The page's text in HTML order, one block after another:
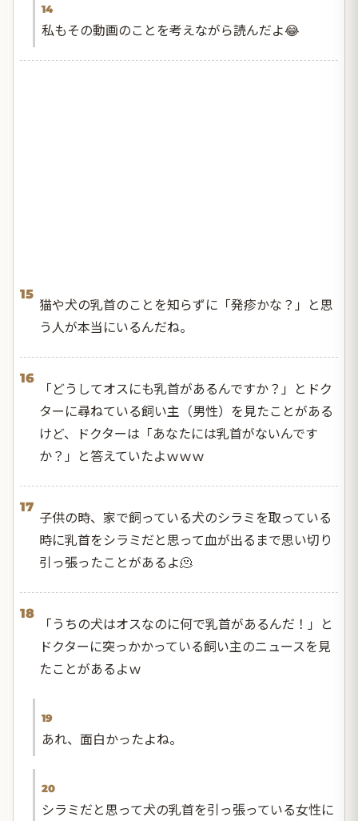
14
私もその動画のことを考えながら読んだよ😂
15
猫や犬の乳首のことを知らずに「発疹かな？」と思
う人が本当にいるんだね。
16
「どうしてオスにも乳首があるんですか？」とドク
ターに尋ねている飼い主（男性）を見たことがある
けど、ドクターは「あなたには乳首がないんです
か？」と答えていたよｗｗｗ
17
子供の時、家で飼っている犬のシラミを取っている
時に乳首をシラミだと思って血が出るまで思い切り
引っ張ったことがあるよ🫠
18
「うちの犬はオスなのに何で乳首があるんだ！」と
ドクターに突っかかっている飼い主のニュースを見
たことがあるよｗ
19
あれ、面白かったよね。
20
シラミだと思って犬の乳首を引っ張っている女性に